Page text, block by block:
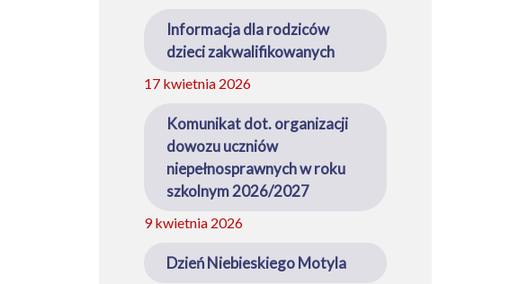
Informacja dla rodziców
dzieci zakwalifikowanych
17 kwietnia 2026
Komunikat dot. organizacji
dowozu uczniów
niepełnosprawnych w roku
szkolnym 2026/2027
9 kwietnia 2026
Dzień Niebieskiego Motyla